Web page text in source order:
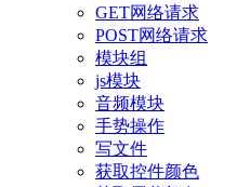
GET网络请求
POST网络请求
模块组
js模块
音频模块
手势操作
写文件
获取控件颜色